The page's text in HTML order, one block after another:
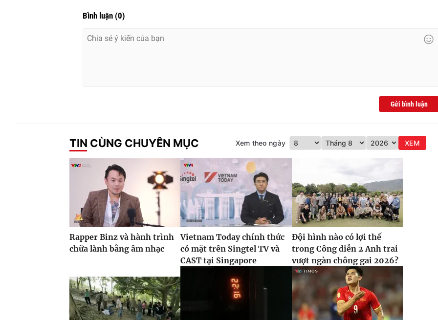
Bình luận (0)
Gửi bình luận
TIN CÙNG CHUYÊN MỤC Xem theo ngày XEM
Rapper Binz và hành trình
chữa lành bằng âm nhạc
Vietnam Today chính thức
có mặt trên Singtel TV và
CAST tại Singapore
Đội hình nào có lợi thế
trong Công diễn 2 Anh trai
vượt ngàn chông gai 2026?